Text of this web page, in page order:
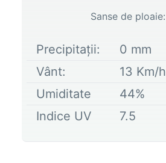
Sanse de ploaie:
Precipitații: 0 mm
Vânt:
13 Km/h
Umiditate
44%
Indice UV
7.5